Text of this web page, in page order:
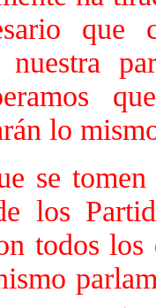
que
lo
se
los
todos los